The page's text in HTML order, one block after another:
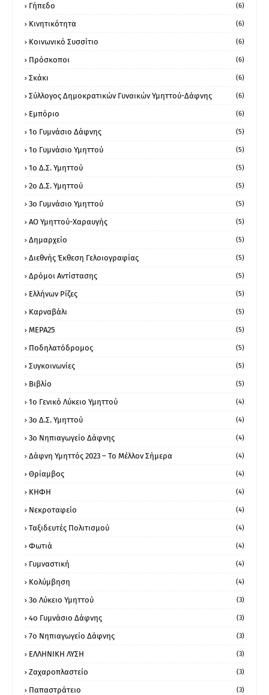
Γήπεδο (6)
Κινητικότητα (6)
Κοινωνικό Συσσίτιο (6)
Πρόσκοποι (6)
Σκάκι (6)
Σύλλογος Δημοκρατικών Γυναικών Υμηττού-Δάφνης (6)
Εμπόριο (6)
1ο Γυμνάσιο Δάφνης (5)
1ο Γυμνάσιο Υμηττού (5)
1ο Δ.Σ. Υμηττού (5)
2ο Δ.Σ. Υμηττού (5)
3ο Γυμνάσιο Υμηττού (5)
ΑΟ Υμηττού-Χαραυγής (5)
Δημαρχείο (5)
Διεθνής Έκθεση Γελοιογραφίας (5)
Δρόμοι Αντίστασης (5)
Ελλήνων Ρίζες (5)
Καρναβάλι (5)
ΜΕΡΑ25 (5)
Ποδηλατόδρομος (5)
Συγκοινωνίες (5)
Βιβλίο (5)
1ο Γενικό Λύκειο Υμηττού (4)
3ο Δ.Σ. Υμηττού (4)
3ο Νηπιαγωγείο Δάφνης (4)
Δάφνη Υμηττός 2023 – Το Μέλλον Σήμερα (4)
Θρίαμβος (4)
ΚΗΦΗ (4)
Νεκροταφείο (4)
Ταξιδευτές Πολιτισμού (4)
Φωτιά (4)
Γυμναστική (4)
Κολύμβηση (4)
3ο Λύκειο Υμηττού (3)
4ο Γυμνάσιο Δάφνης (3)
7ο Νηπιαγωγείο Δάφνης (3)
ΕΛΛΗΝΙΚΗ ΛΥΣΗ (3)
Ζαχαροπλαστείο (3)
Παπαστράτειο (3)